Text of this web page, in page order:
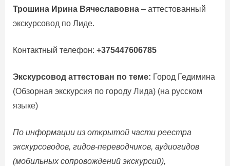
Трошина
Лиде
Трошина Ирина Вячеславовна – аттестованный
экскурсовод по Лиде.
Контактный телефон: +375447606785
Экскурсовод аттестован по теме: Город Гедимина
(Обзорная экскурсия по городу Лида) (на русском
языке)
По информации из открытой части реестра
экскурсоводов, гидов-переводчиков, аудиогидов
(мобильных сопровождений экскурсий),